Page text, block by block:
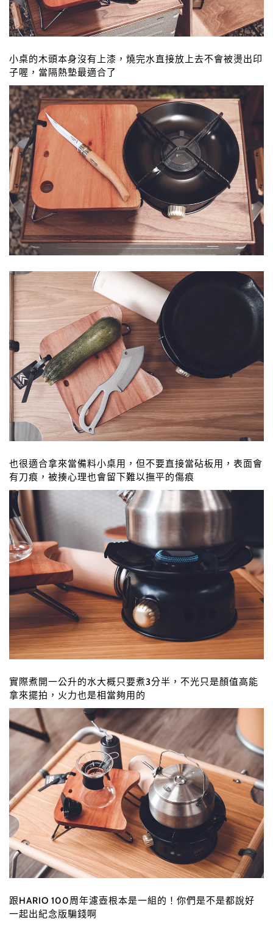
小桌的木頭本身沒有上漆，燒完水直接放上去不會被燙出印
子喔，當隔熱墊最適合了
也很適合拿來當備料小桌用，但不要直接當砧板用，表面會
有刀痕，被揍心理也會留下難以撫平的傷痕
實際煮開一公升的水大概只要煮3分半，不光只是顏值高能
拿來擺拍 ， 火力也是相當夠用的
跟HARIO 100周年濾壺根本是一組的！你們是不是都說好
一起出紀念版騙錢啊
Confirm your age
Are you 18 years old or older?
NO, I'M NOT YES, I AM